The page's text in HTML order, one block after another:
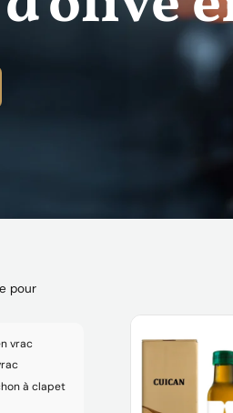
pour
vrac
à clapet